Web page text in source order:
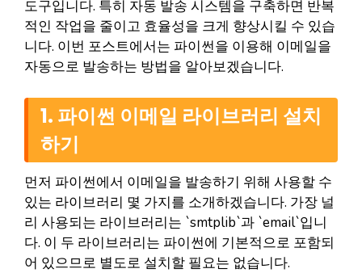
도구입니다. 특히 자동 발송 시스템을 구축하면 반복
적인 작업을 줄이고 효율성을 크게 향상시킬 수 있습
니다. 이번 포스트에서는 파이썬을 이용해 이메일을
자동으로 발송하는 방법을 알아보겠습니다.
1. 파이썬 이메일 라이브러리 설치
하기
먼저 파이썬에서 이메일을 발송하기 위해 사용할 수
있는 라이브러리 몇 가지를 소개하겠습니다. 가장 널
리 사용되는 라이브러리는 `smtplib`과 `email`입니
다. 이 두 라이브러리는 파이썬에 기본적으로 포함되
어 있으므로 별도로 설치할 필요는 없습니다.